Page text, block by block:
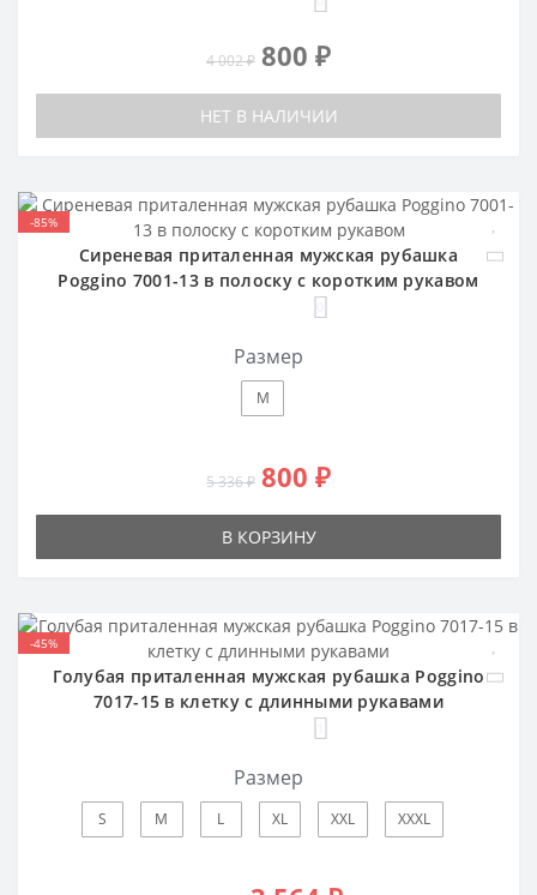
4 002 ₽ 800 ₽
НЕТ В НАЛИЧИИ
-85%
Сиреневая приталенная мужская рубашка
Poggino 7001-13 в полоску с коротким рукавом
Размер
M
5 336 ₽ 800 ₽
В КОРЗИНУ
-45%
Голубая приталенная мужская рубашка Poggino
7017-15 в клетку с длинными рукавами
Размер
S M L XL XXL XXXL